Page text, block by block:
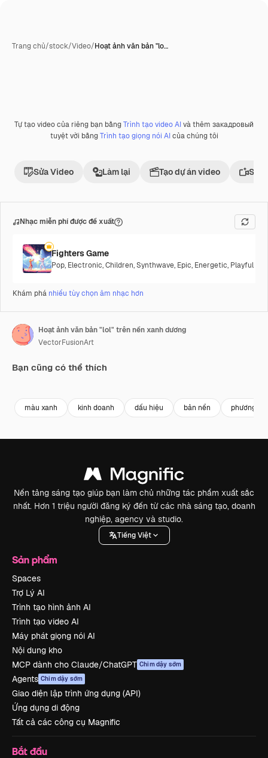
Trang chủ/stock/Video/Hoạt ảnh văn bản "lo…
Phần thưởngdo AI tạo ra
Tự tạo video của riêng bạn bằngTrình tạo video AIvà thêm закадровый
tuyệt vời bằngTrình tạo giọng nói AIcủa chúng tôi
Sửa Video Làm lại Tạo dự án video Sử
Nhạc miễn phí được đề xuất
Fighters Game
Pop, Electronic,Children,Synthwave, Epic, Energetic, Playful
Khám phá nhiều tùy chọn âm nhạc hơn
Hoạt ảnh văn bản "lol" trên nền xanh dương
VectorFusionArt
Bạn cũng có thể thích
màu xanh kinh doanh dấu hiệu bản nền phương
Nền tảng sáng tạo giúp bạn làm chủ những tác phẩm xuất sắc
nhất. Hơn 1 triệu người đăng ký đến từ các nhà sáng tạo, doanh
nghiệp, agency và studio.
Tiếng Việt
Sản phẩm
Spaces
Trợ Lý AI
Trình tạo hình ảnh AI
Trình tạo video AI
Máy phát giọng nói AI
Nội dung kho
MCP dành cho Claude/ChatGPT Chim dậy sớm
Agents Chim dậy sớm
Giao diện lập trình ứng dụng (API)
Ứng dụng di động
Tất cả các công cụ Magnific
Bắt đầu